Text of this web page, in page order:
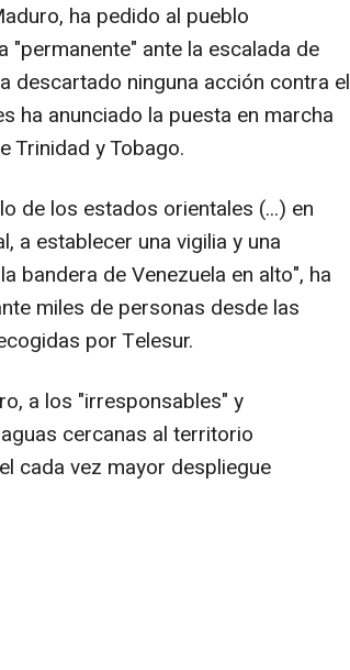
ha pedido al pueblo
"permanente" ante la escalada de
descartado ninguna acción contra el
ha anunciado la puesta en marcha
Trinidad y Tobago.
de los estados orientales (...) en
a establecer una vigilia y una
bandera de Venezuela en alto", ha
miles de personas desde las
por Telesur.
a los "irresponsables" y
cercanas al territorio
cada vez mayor despliegue